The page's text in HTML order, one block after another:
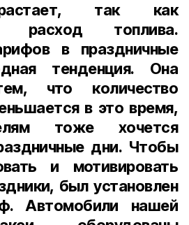
так как
расход топлива.
в праздничные
тенденция. Она
что количество
в это время,
тоже хочется
дни. Чтобы
и мотивировать
был установлен
Автомобили нашей